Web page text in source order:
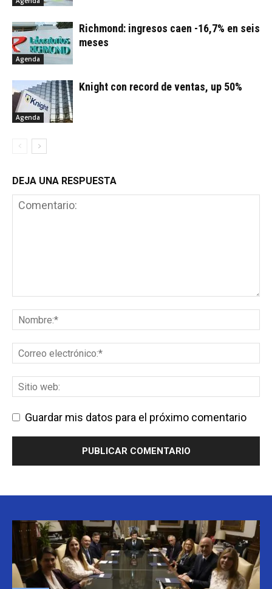
Agenda
Richmond: ingresos caen -16,7% en seis
meses
Agenda
Knight con record de ventas, up 50%
DEJA UNA RESPUESTA
Guardar mis datos para el próximo comentario